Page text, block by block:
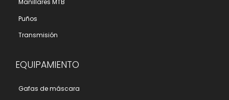
Manillares MTB
Puños
Transmisión
EQUIPAMIENTO
Gafas de máscara